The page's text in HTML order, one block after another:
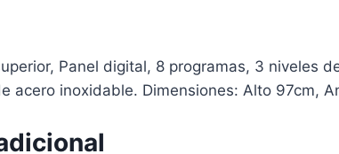
Panel digital, 8 programas, 3 niveles
acero inoxidable. Dimensiones: Alto 97cm,